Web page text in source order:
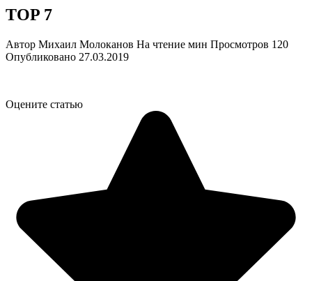
TOP 7
Автор Михаил Молоканов На чтение мин Просмотров 120
Опубликовано 27.03.2019
Оцените статью